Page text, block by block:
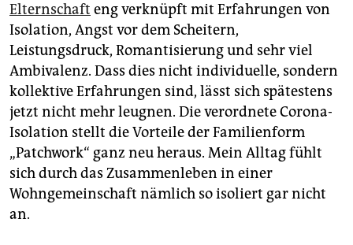
Elternschaft eng verknüpft mit Erfahrungen von
Isolation, Angst vor dem Scheitern,
Leistungsdruck, Romantisierung und sehr viel
Ambivalenz. Dass dies nicht individuelle, sondern
kollektive Erfahrungen sind, lässt sich spätestens
jetzt nicht mehr leugnen. Die verordnete Corona-
Isolation stellt die Vorteile der Familienform
„Patchwork“ ganz neu heraus. Mein Alltag fühlt
sich durch das Zusammenleben in einer
Wohngemeinschaft nämlich so isoliert gar nicht
an.